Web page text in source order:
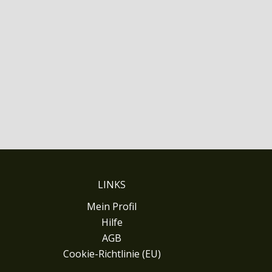
LINKS
Mein Profil
Hilfe
AGB
Cookie-Richtlinie (EU)